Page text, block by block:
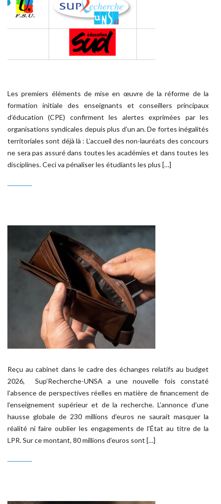
Les premiers éléments de mise en œuvre de la réforme de la
formation initiale des enseignants et conseillers principaux
d’éducation (CPE) confirment les alertes exprimées par les
organisations syndicales depuis plus d’un an. De fortes inégalités
territoriales sont déjà là : L’accueil des non-lauréats des concours
ne sera pas assuré dans toutes les académies et dans toutes les
disciplines. Ceci va pénaliser les étudiants les plus […]
Reçu au cabinet dans le cadre des échanges relatifs au budget
2026, Sup’Recherche-UNSA a une nouvelle fois constaté
l’absence de perspectives réelles en matière de financement de
l’enseignement supérieur et de la recherche. L’annonce d’une
hausse globale de 230 millions d’euros ne saurait masquer la
réalité ni faire oublier les engagements de l’État au titre de la
LPR. Sur ce montant, 80 millions d’euros sont […]